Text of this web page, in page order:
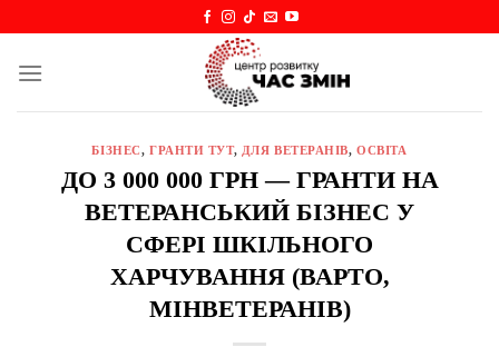
content
БІЗНЕС, ГРАНТИ ТУТ, ДЛЯ ВЕТЕРАНІВ,ОСВІТА
ДО 3 000 000 ГРН — ГРАНТИ НА
ВЕТЕРАНСЬКИЙ БІЗНЕС У
СФЕРІ ШКІЛЬНОГО
ХАРЧУВАННЯ (ВАРТО,
МІНВЕТЕРАНІВ)